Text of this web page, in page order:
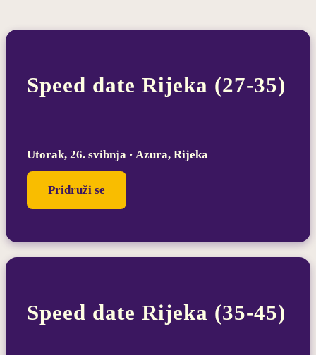
Speed date Rijeka (27-35)
Utorak, 26. svibnja · Azura, Rijeka
Pridruži se
Speed date Rijeka (35-45)